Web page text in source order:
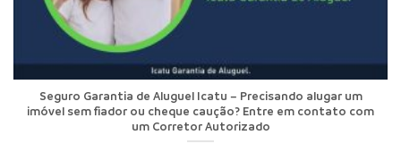
Seguro Garantia de Aluguel Icatu – Precisando alugar um
imóvel sem fiador ou cheque caução? Entre em contato com
um Corretor Autorizado